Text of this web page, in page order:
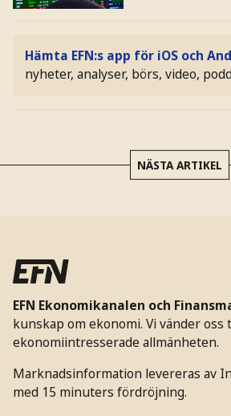
Hämta EFN:s app för iOS och
nyheter, analyser, börs, video, podd
NÄSTA ARTIKEL
EFN Ekonomikanalen och
kunskap om ekonomi. Vi vänder oss
ekonomiintresserade allmänheten.
Marknadsinformation levereras av
med 15 minuters fördröjning.